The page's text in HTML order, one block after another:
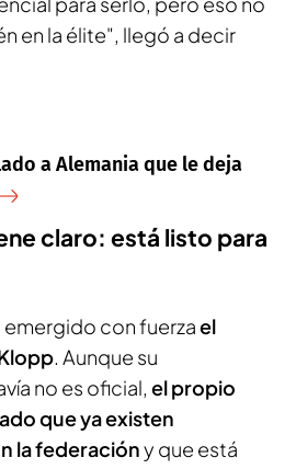
en la élite", llegó a decir
a Alemania que le deja
claro: está listo para
emergido con fuerzael
. Aunque su
no es oficial, el propio
que ya existen
la federacióny que está